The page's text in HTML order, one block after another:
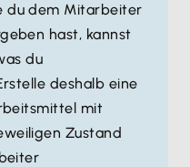
du dem Mitarbeiter
hast, kannst
du
deshalb eine
mit
Zustand